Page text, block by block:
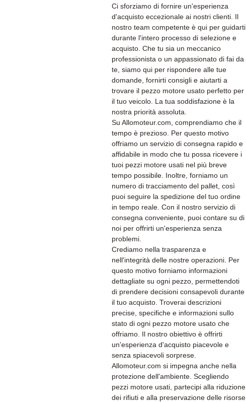
Ci sforziamo di fornire un'esperienza
d'acquisto eccezionale ai nostri clienti. Il
nostro team competente è qui per guidarti
durante l'intero processo di selezione e
acquisto. Che tu sia un meccanico
professionista o un appassionato di fai da
te, siamo qui per rispondere alle tue
domande, fornirti consigli e aiutarti a
trovare il pezzo motore usato perfetto per
il tuo veicolo. La tua soddisfazione è la
nostra priorità assoluta.
Su Allomoteur.com, comprendiamo che il
tempo è prezioso. Per questo motivo
offriamo un servizio di consegna rapido e
affidabile in modo che tu possa ricevere i
tuoi pezzi motore usati nel più breve
tempo possibile. Inoltre, forniamo un
numero di tracciamento del pallet, così
puoi seguire la spedizione del tuo ordine
in tempo reale. Con il nostro servizio di
consegna conveniente, puoi contare su di
noi per offrirti un'esperienza senza
problemi.
Crediamo nella trasparenza e
nell'integrità delle nostre operazioni. Per
questo motivo forniamo informazioni
dettagliate su ogni pezzo, permettendoti
di prendere decisioni consapevoli durante
il tuo acquisto. Troverai descrizioni
precise, specifiche e informazioni sullo
stato di ogni pezzo motore usato che
offriamo. Il nostro obiettivo è offrirti
un'esperienza d'acquisto piacevole e
senza spiacevoli sorprese.
Allomoteur.com si impegna anche nella
protezione dell'ambiente. Scegliendo
pezzi motore usati, partecipi alla riduzione
dei rifiuti e alla preservazione delle risorse